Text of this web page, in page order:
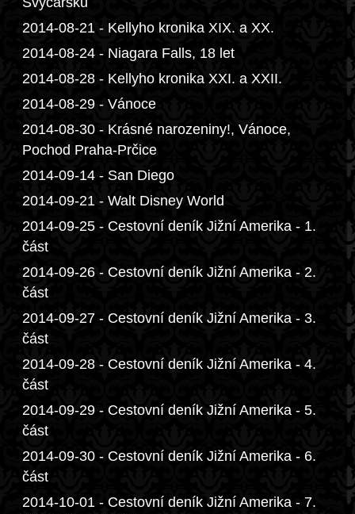
2014-08-21 - Kellyho kronika XIX. a XX.
2014-08-24 - Niagara Falls, 18 let
2014-08-28 - Kellyho kronika XXI. a XXII.
2014-08-29 - Vánoce
2014-08-30 - Krásné narozeniny!, Vánoce,
Pochod Praha-Prčice
2014-09-14 - San Diego
2014-09-21 - Walt Disney World
2014-09-25 - Cestovní deník Jižní Amerika - 1.
část
2014-09-26 - Cestovní deník Jižní Amerika - 2.
část
2014-09-27 - Cestovní deník Jižní Amerika - 3.
část
2014-09-28 - Cestovní deník Jižní Amerika - 4.
část
2014-09-29 - Cestovní deník Jižní Amerika - 5.
část
2014-09-30 - Cestovní deník Jižní Amerika - 6.
část
2014-10-01 - Cestovní deník Jižní Amerika - 7.